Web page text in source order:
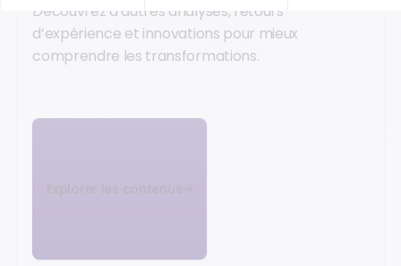
Découvrez d’autres analyses, retours
d’expérience et innovations pour mieux
comprendre les transformations.
Explorer les contenus